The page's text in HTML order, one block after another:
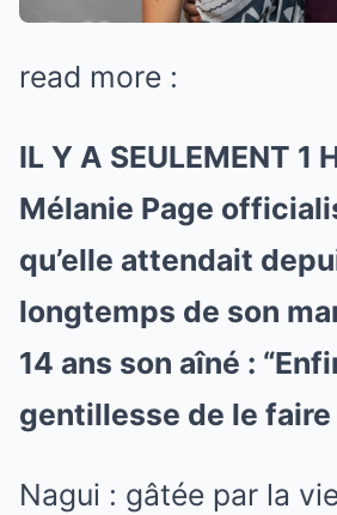
read more :
IL Y A SEULEMENT 1
Mélanie Page
qu’elle attendait
longtemps de son
14 ans son aîné :
gentillesse de le faire
Nagui : gâtée par la